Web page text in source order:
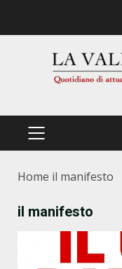
PRIMÄRES
Home il manifesto
il manifesto